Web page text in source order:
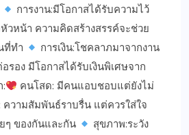
การงาน:มีโอกาสได้รับความไว้
วหน้า ความคิดสร้างสรรค์จะช่วย
ที่ทำ
การเงิน:โชคลาภมาจากงาน
รอง มีโอกาสได้รับเงินพิเศษจาก
คนโสด: มีคนแอบชอบแต่ยังไม่
วามสัมพันธ์ราบรื่น แต่ควรใส่ใจ
ๆ ของกันและกัน
สุขภาพ:ระวัง